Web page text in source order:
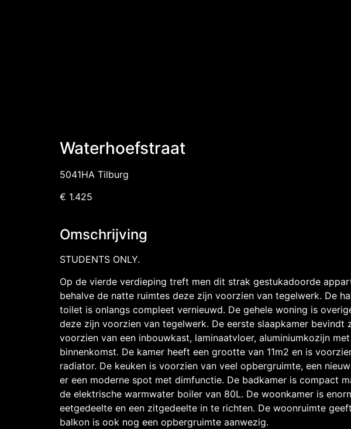
Waterhoefstraat
5041HA Tilburg
€ 1.425
Omschrijving
STUDENTS ONLY.
Op de vierde verdieping treft men dit strak gestukadoorde
behalve de natte ruimtes deze zijn voorzien van tegelwerk. De
toilet is onlangs compleet vernieuwd. De gehele woning is
deze zijn voorzien van tegelwerk. De eerste slaapkamer
voorzien van een inbouwkast, laminaatvloer, aluminiumkozijn
binnenkomst. De kamer heeft een grootte van 11m2 en is
radiator. De keuken is voorzien van veel opbergruimte, een
er een moderne spot met dimfunctie. De badkamer is compact
de elektrische warmwater boiler van 80L. De woonkamer is
eetgedeelte en een zitgedeelte in te richten. De woonruimte
balkon is ook nog een opbergruimte aanwezig.